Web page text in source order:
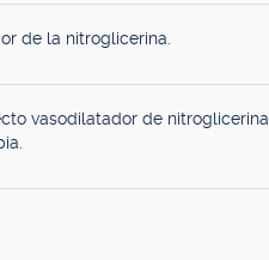
de la nitroglicerina.
vasodilatador de nitroglicerina.